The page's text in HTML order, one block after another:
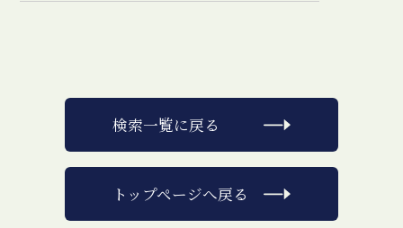
検索一覧に戻る
トップページへ戻る